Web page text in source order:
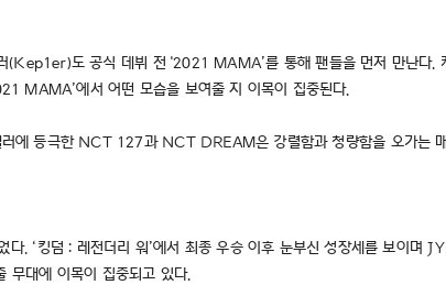
(Kep1er)도 공식 데뷔 전 '2021 MAMA’를 통해 팬들을 먼저 만난다
MAMA’에서 어떤 모습을 보여줄 지 이목이 집중된다.
에 등극한 NCT 127과 NCT DREAM은 강렬함과 청량함을 오가는
. ‘킹덤 : 레전더리 워’에서 최종 우승 이후 눈부신 성장세를 보이며
무대에 이목이 집중되고 있다.